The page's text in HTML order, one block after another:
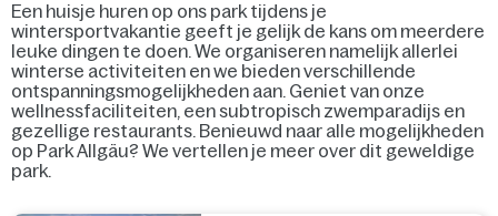
Een huisje huren op ons park tijdens je
wintersportvakantie geeft je gelijk de kans om meerdere
leuke dingen te doen. We organiseren namelijk allerlei
winterse activiteiten en we bieden verschillende
ontspanningsmogelijkheden aan. Geniet van onze
wellnessfaciliteiten, een subtropisch zwemparadijs en
gezellige restaurants. Benieuwd naar alle mogelijkheden
op Park Allgäu? We vertellen je meer over dit geweldige
park.